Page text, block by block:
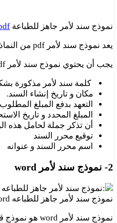
نموذج سند لأمر جاهز للطباعة
يعد نموذج سند لأمر pdf من النماذج المعتمدة والمطابقة لشروط وقوانين الأوراق المالية السعودية. يمكن تحرير السند لأمر pdf باللغة العربية أو اللغة الانجليزية.
يجب أن يحتوي نموذج سند لأمر pdf على المعلومات التالية:
كلمة سند لأمر مذكورة
مكان و تاريخ إنشاء السند.
التعهد بدفع المبلغ
المبلغ المحدد و تاريخ
أن تذكر جملة لحامل هذه
توقيع محرر السند
اسم محرر السند و عنوانه
2- نموذج سند لأمر word
نموذج سند لأمر جاهز للطباعه word
نموذج سند لأمر word هو نموذج قابل للتعديل والحفظ بسهولة تمهيدا لتعبئته بالبيانات المطلوبة ثم طباعته.